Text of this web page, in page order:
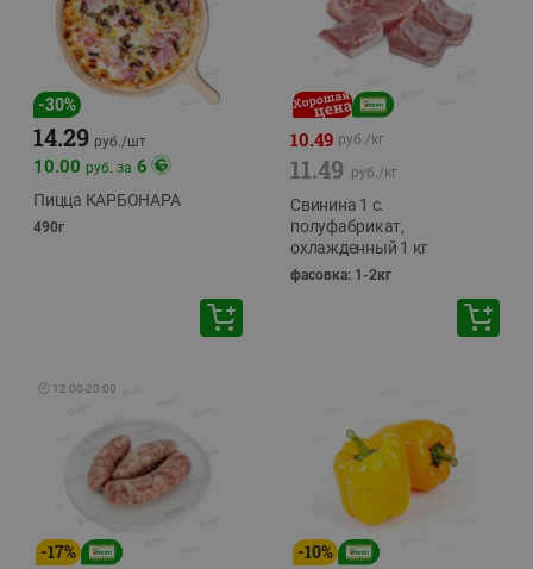
-30%
14.29 руб./шт
10.00 руб. за 6
Пицца КАРБОНАРА
490г
10.49 руб./кг
11.49 руб./кг
Свинина 1 с.
полуфабрикат,
охлажденный 1 кг
фасовка: 1-2кг
🕘 12:00-20:00
-17% -10%